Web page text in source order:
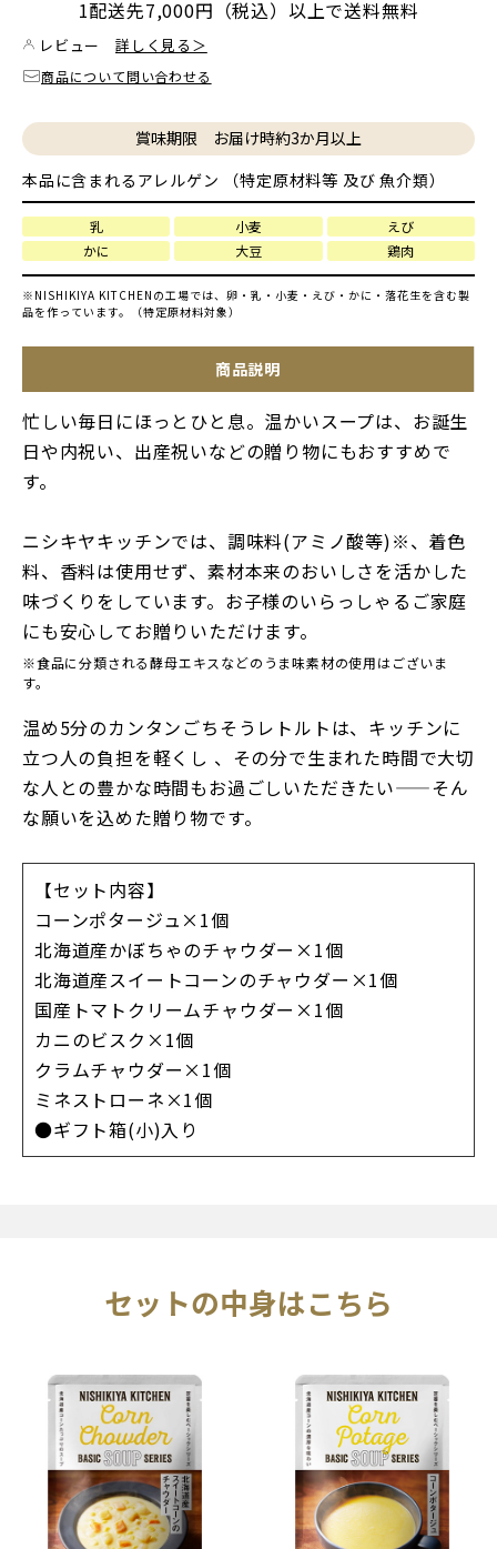
1配送先7,000円（税込）以上で送料無料
レビュー 詳しく見る＞
商品について問い合わせる
賞味期限 お届け時約3か月以上
本品に含まれるアレルゲン （特定原材料等 及び 魚介類）
乳 小麦
えび
かに
大豆 鶏肉
※NISHIKIYA KITCHENの工場では、卵・乳・小麦・えび・かに・落花生を含む製
品を作っています。（特定原材料対象）
商品説明
忙しい毎日にほっとひと息。温かいスープは、お誕生
日や内祝い、出産祝いなどの贈り物にもおすすめで
す。
ニシキヤキッチンでは、調味料(アミノ酸等)※、着色
料、香料は使用せず、素材本来のおいしさを活かした
味づくりをしています。お子様のいらっしゃるご家庭
にも安心してお贈りいただけます。
※食品に分類される酵母エキスなどのうま味素材の使用はございま
す。
温め5分のカンタンごちそうレトルトは、キッチンに
立つ人の負担を軽くし 、その分で生まれた時間で大切
な人との豊かな時間もお過ごしいただきたい——そん
な願いを込めた贈り物です。
【セット内容】
コーンポタージュ×1個
北海道産かぼちゃのチャウダー×1個
北海道産スイートコーンのチャウダー×1個
国産トマトクリームチャウダー×1個
カニのビスク×1個
クラムチャウダー×1個
ミネストローネ×1個
●ギフト箱(小)入り
セットの中身はこちら